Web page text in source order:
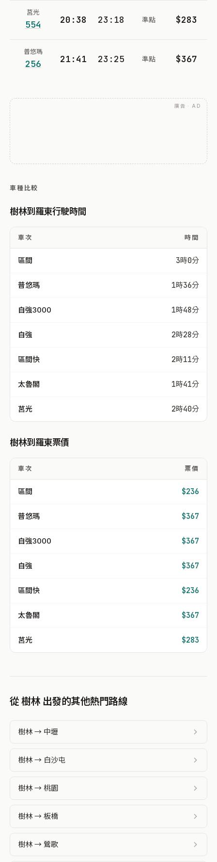
莒光
554 20:38 23:18 準點 $283
普悠瑪
256 21:41 23:25 準點 $367
廣告 · AD
車種比較
樹林到羅東行駛時間
車次 時間
區間 3時0分
普悠瑪 1時36分
自強3000 1時48分
自強 2時28分
區間快 2時11分
太魯閣 1時41分
莒光 2時40分
樹林到羅東票價
車次 票價
區間 $236
普悠瑪 $367
自強3000 $367
自強 $367
區間快 $236
太魯閣 $367
莒光 $283
從 樹林 出發的其他熱門路線
樹林 → 中壢
樹林 → 白沙屯
樹林 → 桃園
樹林 → 板橋
樹林 → 鶯歌